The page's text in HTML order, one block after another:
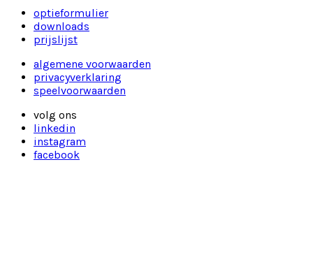
optieformulier
downloads
prijslijst
algemene voorwaarden
privacyverklaring
speelvoorwaarden
volg ons
linkedin
instagram
facebook